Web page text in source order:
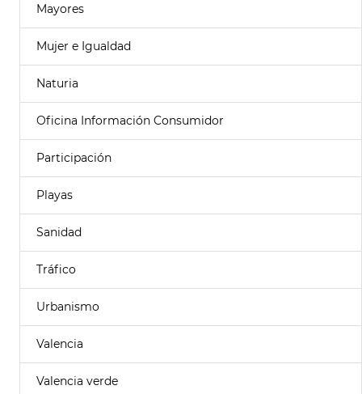
Mayores
Mujer e Igualdad
Naturia
Oficina Información Consumidor
Participación
Playas
Sanidad
Tráfico
Urbanismo
Valencia
Valencia verde